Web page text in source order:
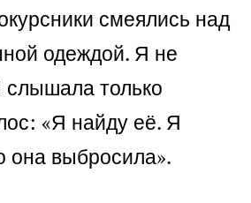
смеялись над
одеждой. Я не
только
«Я найду её. Я
она выбросила».